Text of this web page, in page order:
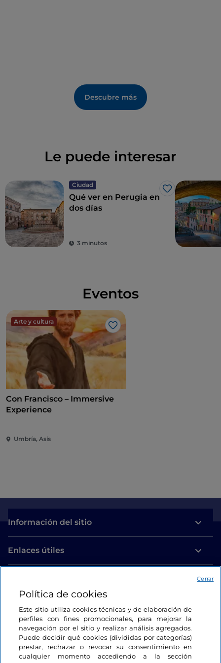
Descubre más
Le puede interesar
Ciudad
Me gusta
Qué ver en Perugia en
dos días
3 minutos
Eventos
Arte y cultura
Me gusta
Con Francisco – Immersive
Experience
Umbría, Asís
Información del sitio
Enlaces útiles
Estamos en contacto
Política de cookies
Este sitio utiliza cookies técnicas y de elaboración de
perfiles con fines promocionales, para mejorar la
navegación por el sitio y realizar análisis agregados.
Puede decidir qué cookies (divididas por categorías)
prestar, rechazar o revocar su consentimiento en
cualquier momento accediendo a la sección
Cerrar